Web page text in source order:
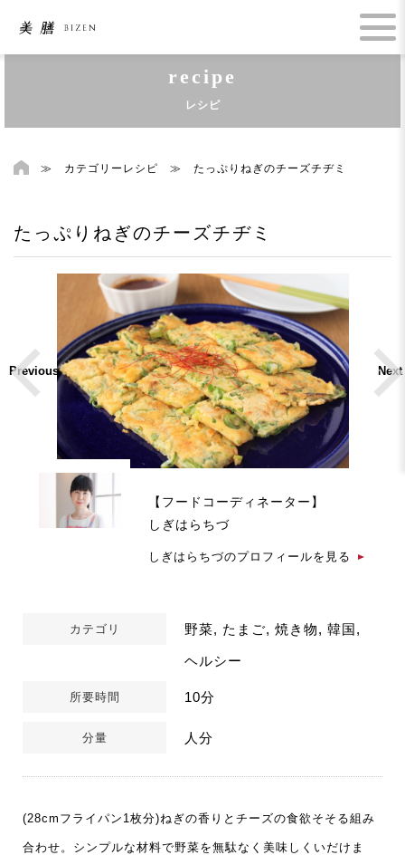
recipe
レシピ
≫ カテゴリーレシピ ≫ たっぷりねぎのチーズチヂミ
たっぷりねぎのチーズチヂミ
Previous Next
【フードコーディネーター】
しぎはらちづ
しぎはらちづのプロフィールを見る
カテゴリ 野菜, たまご, 焼き物, 韓国,
ヘルシー
所要時間 10分
分量 人分
(28cmフライパン1枚分)ねぎの香りとチーズの食欲そそる組み
合わせ。シンプルな材料で野菜を無駄なく美味しくいだけま